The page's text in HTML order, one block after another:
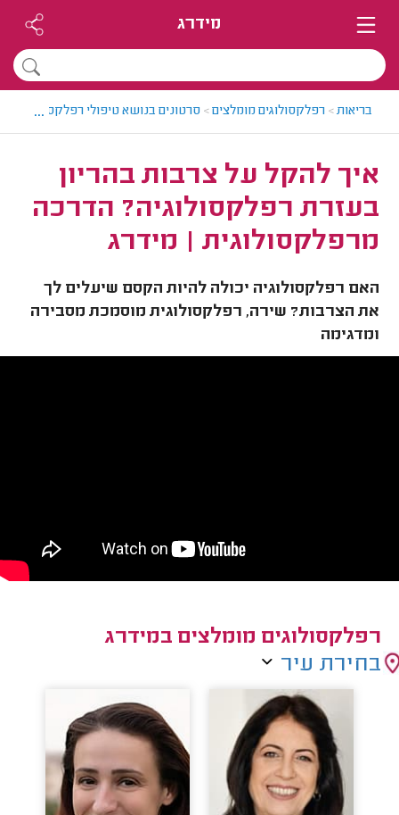
מידרג
בריאות> רפלקסולוגים מומלצים> סרטונים בנושא טיפולי רפלקסולוגיה
...
איך להקל על צרבות בהריון
בעזרת רפלקסולוגיה? הדרכה
מרפלקסולוגית | מידרג
האם רפלקסולוגיה יכולה להיות הקסם שיעלים לך
את הצרבות? שירה, רפלקסולוגית מוסמכת מסבירה
ומדגימה
רפלקסולוגים מומלצים במידרג
בחירת עיר